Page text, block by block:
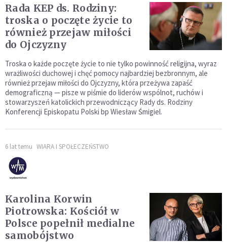
Rada KEP ds. Rodziny:
troska o poczęte życie to
również przejaw miłości
do Ojczyzny
Troska o każde poczęte życie to nie tylko powinność religijna, wyraz
wrażliwości duchowej i chęć pomocy najbardziej bezbronnym, ale
również przejaw miłości do Ojczyzny, która przeżywa zapaść
demograficzną — pisze w piśmie do liderów wspólnot, ruchów i
stowarzyszeń katolickich przewodniczący Rady ds. Rodziny
Konferencji Episkopatu Polski bp Wiesław Śmigiel.
6 lat temu WIARA I SPOŁECZEŃSTWO
Karolina Korwin
Piotrowska: Kościół w
Polsce popełnił medialne
samobójstwo